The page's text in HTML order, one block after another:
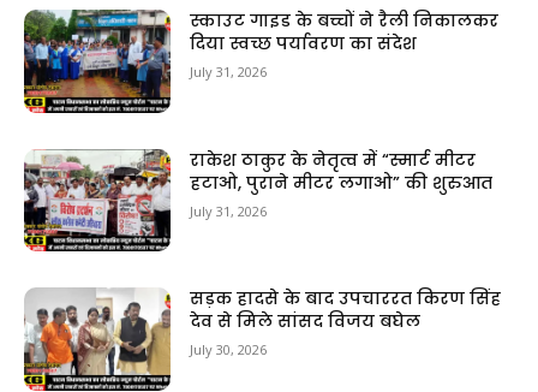
स्काउट गाइड के बच्चों ने रैली निकालकर
दिया स्वच्छ पर्यावरण का संदेश
July 31, 2026
राकेश ठाकुर के नेतृत्व में “स्मार्ट मीटर
हटाओ, पुराने मीटर लगाओ” की शुरुआत
July 31, 2026
सड़क हादसे के बाद उपचाररत किरण सिंह
देव से मिले सांसद विजय बघेल
July 30, 2026